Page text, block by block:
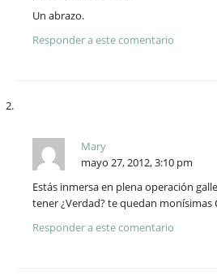
Un abrazo.
Responder a este comentario
Mary
mayo 27, 2012, 3:10 pm
Estás inmersa en plena operación
tener ¿Verdad? te quedan monísimas
Responder a este comentario